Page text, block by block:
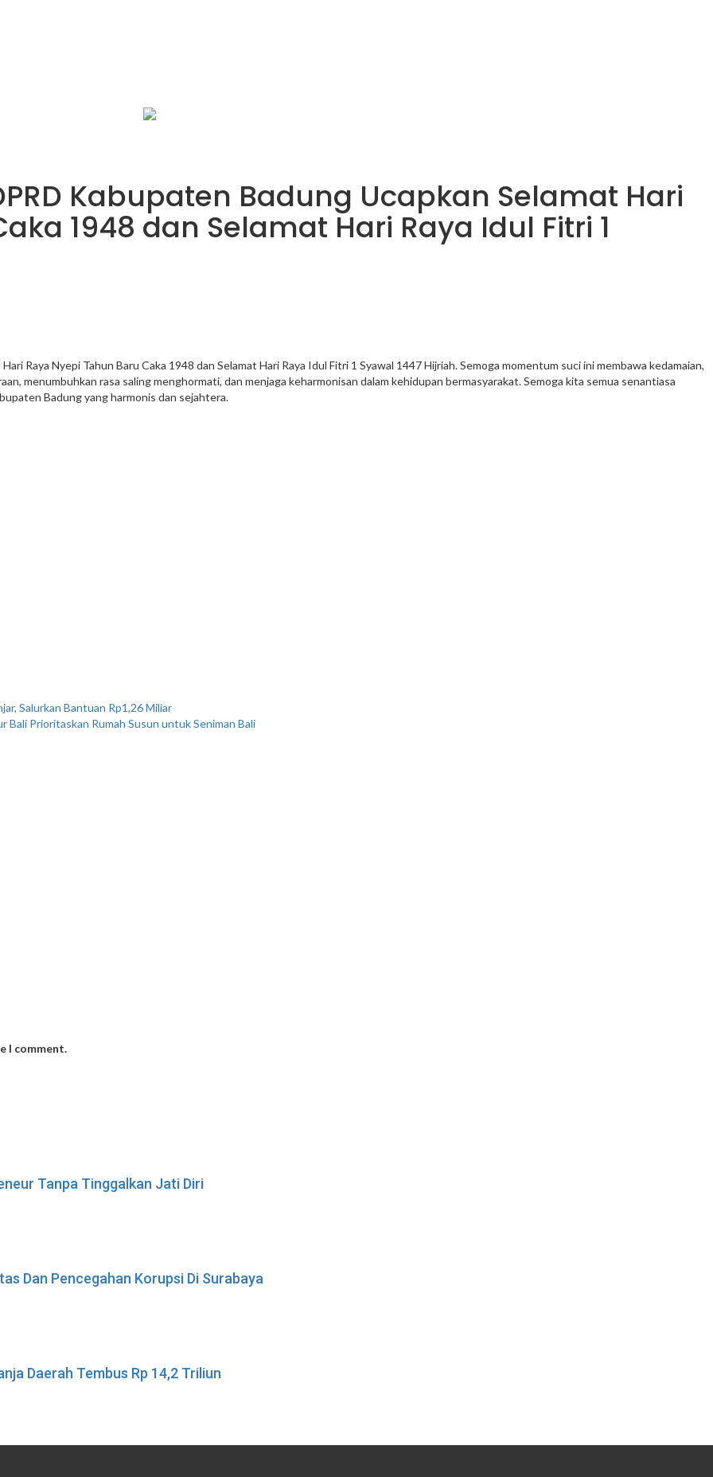
Kabupaten Badung Ucapkan Selamat Hari
1948 dan Selamat Hari Raya Idul Fitri 1
Raya Nyepi Tahun Baru Caka 1948 dan Selamat Hari Raya Idul Fitri 1 Syawal 1447 Hijriah. Semoga momentum suci ini membawa kedamaian,
menumbuhkan rasa saling menghormati, dan menjaga keharmonisan dalam kehidupan bermasyarakat. Semoga kita semua senantiasa
Badung yang harmonis dan sejahtera.
Salurkan Bantuan Rp1,26 Miliar
Bali Prioritaskan Rumah Susun untuk Seniman Bali
I comment.
Tanpa Tinggalkan Jati Diri
Dan Pencegahan Korupsi Di Surabaya
Daerah Tembus Rp 14,2 Triliun